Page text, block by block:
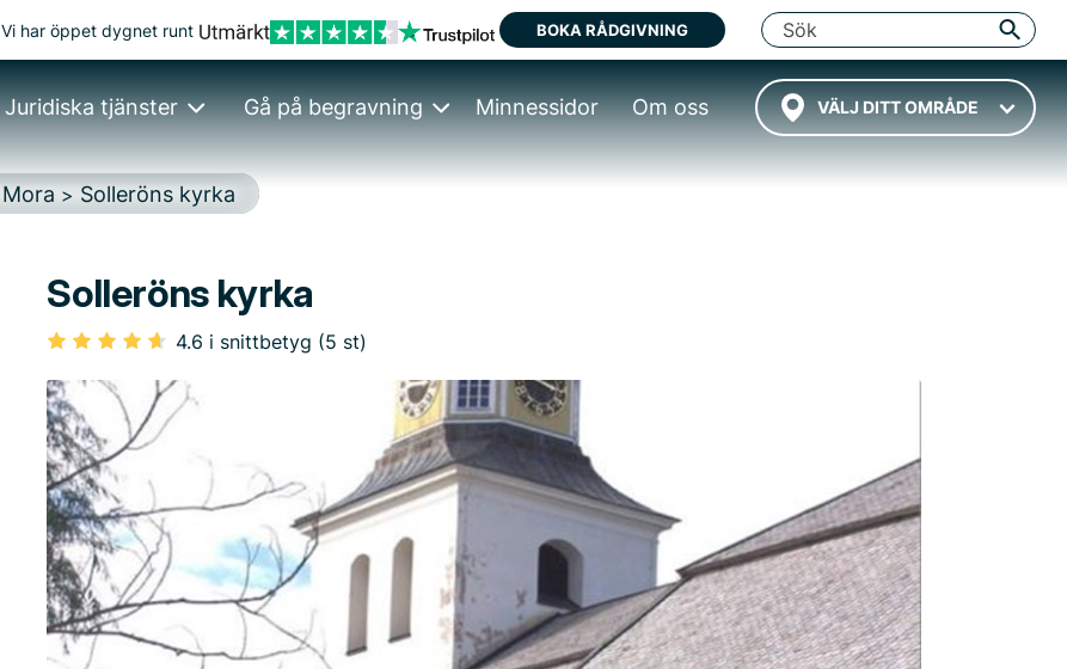
Vi har öppet dygnet runt BOKA RÅDGIVNING
VÄLJ DITT OMRÅDE
Juridiska tjänster Gå på begravning Minnessidor Om oss
Mora > Solleröns kyrka
Solleröns kyrka
4.6 i snittbetyg (5 st)